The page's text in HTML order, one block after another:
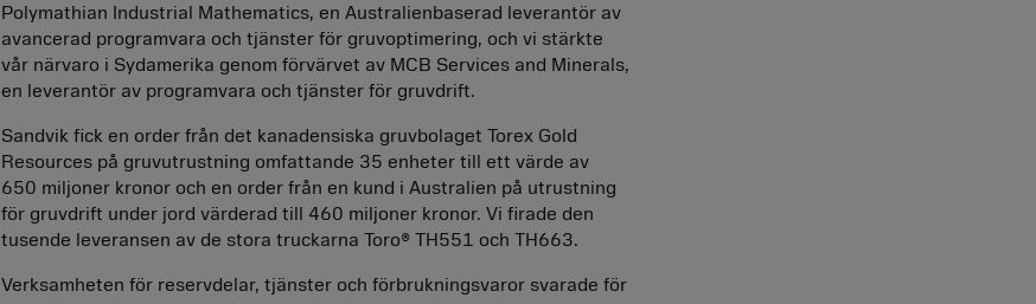
Polymathian Industrial Mathematics, en Australienbaserad leverantör av
avancerad programvara och tjänster för gruvoptimering, och vi stärkte
vår närvaro i Sydamerika genom förvärvet av MCB Services and Minerals,
en leverantör av programvara och tjänster för gruvdrift.
Sandvik fick en order från det kanadensiska gruvbolaget Torex Gold
Resources på gruvutrustning omfattande 35 enheter till ett värde av
650 miljoner kronor och en order från en kund i Australien på utrustning
för gruvdrift under jord värderad till 460 miljoner kronor. Vi firade den
tusende leveransen av de stora truckarna Toro® TH551 och TH663.
Verksamheten för reservdelar, tjänster och förbrukningsvaror svarade för